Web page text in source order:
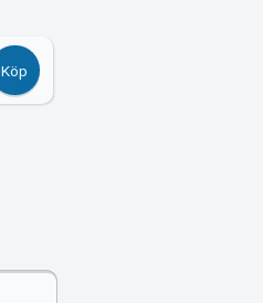
Köp